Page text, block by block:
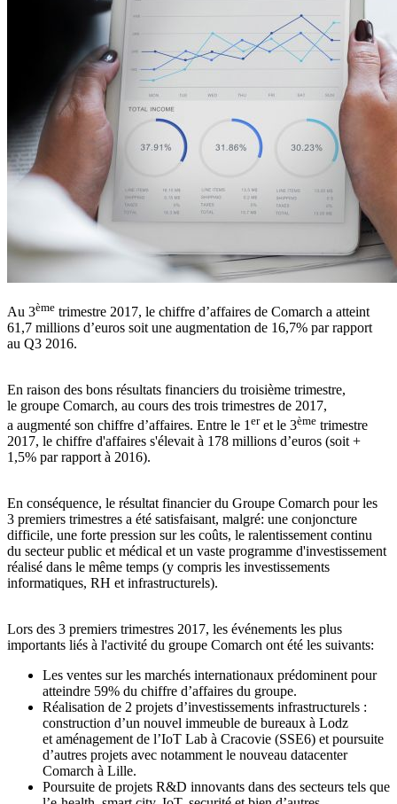
Au 3ème trimestre 2017, le chiffre d’affaires de Comarch a atteint
61,7 millions d’euros soit une augmentation de 16,7% par rapport
au Q3 2016.
En raison des bons résultats financiers du troisième trimestre,
le groupe Comarch, au cours des trois trimestres de 2017,
a augmenté son chiffre d’affaires. Entre le 1eret le 3ème trimestre
2017, le chiffre d'affaires s'élevait à 178 millions d’euros (soit +
1,5% par rapport à 2016).
En conséquence, le résultat financier du Groupe Comarch pour les
3 premiers trimestres a été satisfaisant, malgré: une conjoncture
difficile, une forte pression sur les coûts, le ralentissement continu
du secteur public et médical et un vaste programme d'investissement
réalisé dans le même temps (y compris les investissements
informatiques, RH et infrastructurels).
Lors des 3 premiers trimestres 2017, les événements les plus
importants liés à l'activité du groupe Comarch ont été les suivants:
Les ventes sur les marchés internationaux prédominent pour
atteindre 59% du chiffre d’affaires du groupe.
Réalisation de 2 projets d’investissements infrastructurels :
construction d’un nouvel immeuble de bureaux à Lodz
et aménagement de l’IoT Lab à Cracovie (SSE6) et poursuite
d’autres projets avec notamment le nouveau datacenter
Comarch à Lille.
Poursuite de projets R&D innovants dans des secteurs tels que